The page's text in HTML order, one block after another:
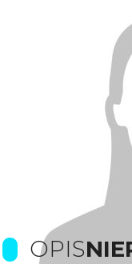
OPIS